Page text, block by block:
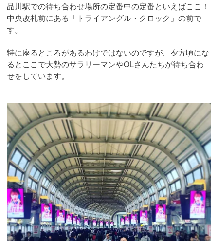
品川駅での待ち合わせ場所の定番中の定番といえばここ！
中央改札前にある「トライアングル・クロック」の前で
す。
特に座るところがあるわけではないのですが、夕方頃にな
るとここで大勢のサラリーマンやOLさんたちが待ち合わ
せをしています。